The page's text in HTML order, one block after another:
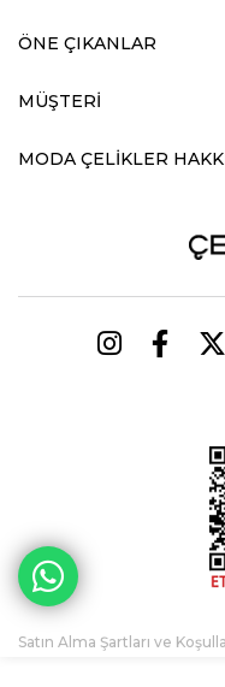
ÖNE ÇIKANLAR
MÜŞTERİ
MODA ÇELİKLER
Satın Alma Şartları ve